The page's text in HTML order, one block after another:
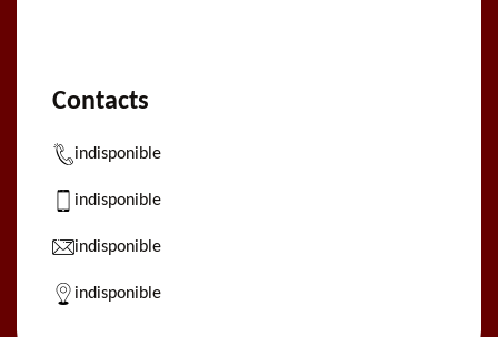
Contacts
indisponible
indisponible
indisponible
indisponible